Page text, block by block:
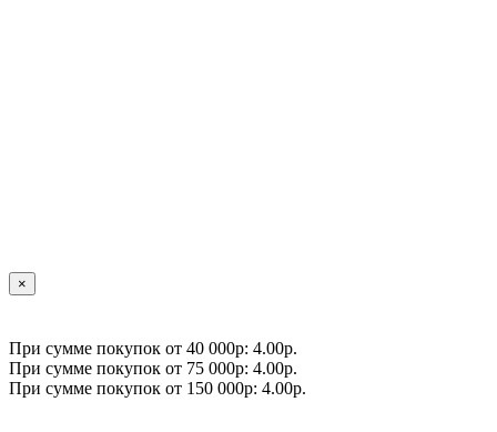
×
При сумме покупок от 40 000р: 4.00р.
При сумме покупок от 75 000р: 4.00р.
При сумме покупок от 150 000р: 4.00р.